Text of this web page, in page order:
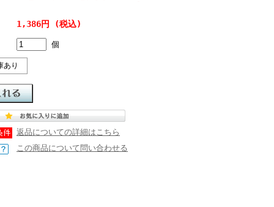
1,386円 (税込)
個
あり
返品についての詳細はこちら
この商品について問い合わせる